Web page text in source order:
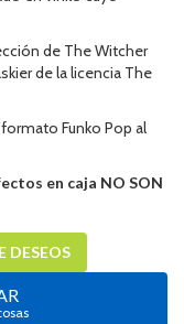
de The Witcher
de la licencia The
Funko Pop al
en caja NO SON
DESEOS